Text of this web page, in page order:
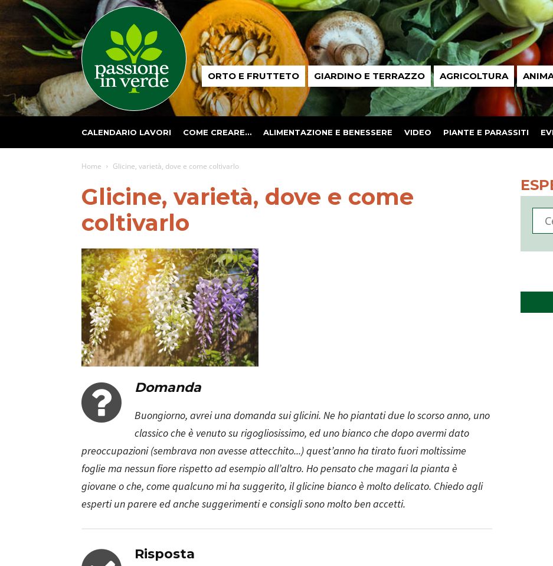
Passione
in ORTO E FRUTTETO GIARDINO E TERRAZZO AGRICOLTURA
CALENDARIO LAVORI COME CREARE… ALIMENTAZIONE E BENESSERE VIDEO PIANTE E PARASSITI
Home Glicine, varietà, dove e come coltivarlo
Glicine, varietà, dove e come
coltivarlo
Domanda
Buongiorno, avrei una domanda sui glicini. Ne ho piantati due lo scorso anno, uno
classico che è venuto su rigogliosissimo, ed uno bianco che dopo avermi dato
preoccupazioni (sembrava non avesse attecchito...) quest’anno ha tirato fuori moltissime
foglie ma nessun fiore rispetto ad esempio all’altro. Ho pensato che magari la pianta è
giovane o che, come qualcuno mi ha suggerito, il glicine bianco è molto delicato. Chiedo agli
esperti un parere ed anche suggerimenti e consigli sono molto ben accetti.
Risposta